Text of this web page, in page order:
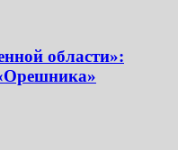
области»: